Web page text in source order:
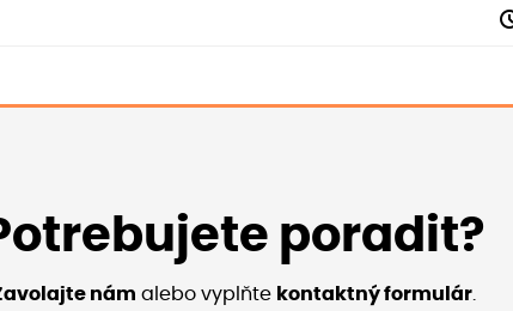
poradit?
nám alebo vyplňte kontaktný formulár.